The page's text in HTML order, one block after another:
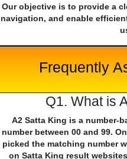
Our objective is to provide a
navigation, and enable
Frequently
Q1. What is
A2 Satta King is a number-
number between 00 and 99.
picked the matching number
on Satta King result